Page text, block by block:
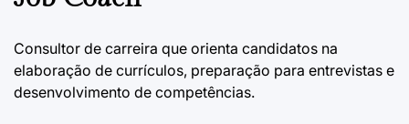
Consultor de carreira que orienta candidatos na
elaboração de currículos, preparação para entrevistas e
desenvolvimento de competências.